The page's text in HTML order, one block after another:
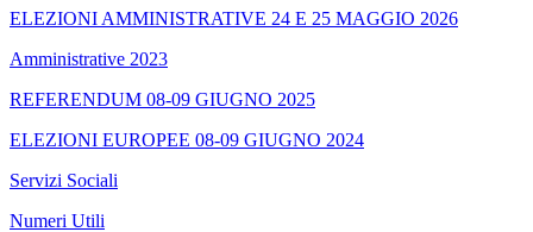
ELEZIONI AMMINISTRATIVE 24 E 25 MAGGIO 2026
Amministrative 2023
REFERENDUM 08-09 GIUGNO 2025
ELEZIONI EUROPEE 08-09 GIUGNO 2024
Servizi Sociali
Numeri Utili